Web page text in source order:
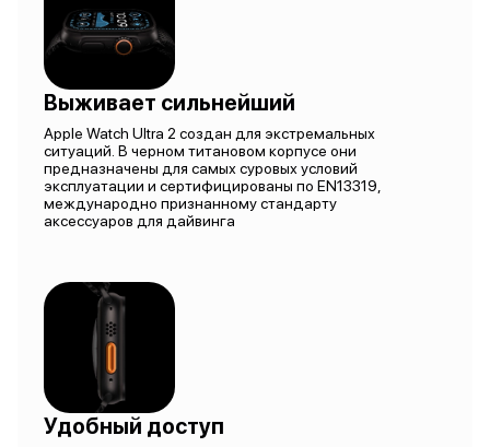
Выживает сильнейший
Apple Watch Ultra 2 создан для экстремальных
ситуаций. В черном титановом корпусе они
предназначены для самых суровых условий
эксплуатации и сертифицированы по EN13319,
международно признанному стандарту
аксессуаров для дайвинга
Удобный доступ